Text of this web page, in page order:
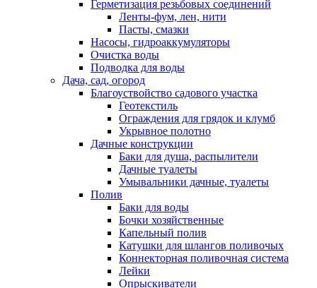
Герметизация резьбовых соединений
Ленты-фум, лен, нити
Пасты, смазки
Насосы, гидроаккумуляторы
Очистка воды
Подводка для воды
Дача, сад, огород
Благоуствойство садового участка
Геотекстиль
Ограждения для грядок и клумб
Укрывное полотно
Дачные конструкции
Баки для душа, распылители
Дачные туалеты
Умывальники дачные, туалеты
Полив
Баки для воды
Бочки хозяйственные
Капельный полив
Катушки для шлангов поливочых
Коннекторная поливочная система
Лейки
Опрыскиватели